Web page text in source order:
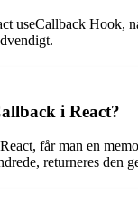
useCallback Hook,
i React?
får man en
returneres den